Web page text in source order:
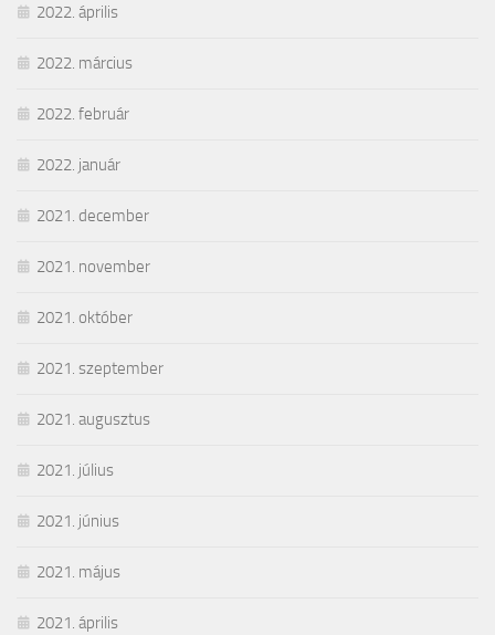
2022. április
2022. március
2022. február
2022. január
2021. december
2021. november
2021. október
2021. szeptember
2021. augusztus
2021. július
2021. június
2021. május
2021. április